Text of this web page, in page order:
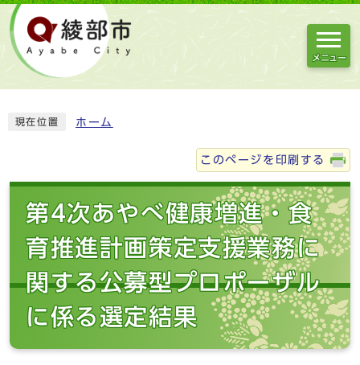
メニュー
現在位置 ホーム
このページを印刷する
第4次あやべ健康増進・食
育推進計画策定支援業務に
関する公募型プロポーザル
に係る選定結果